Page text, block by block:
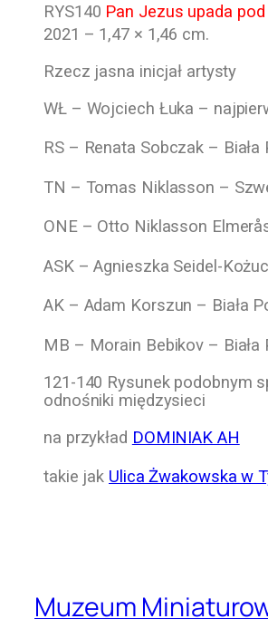
RYS140 Pan Jezus upada
2021 – 1,47 × 1,46 cm.
Rzecz jasna inicjał artysty
WŁ – Wojciech Łuka –
RS – Renata Sobczak – Biała
TN – Tomas Niklasson –
ONE – Otto Niklasson
ASK – Agnieszka Seidel-
AK – Adam Korszun – Biała
MB – Morain Bebikov – Biała
121-140 Rysunek podobnym
odnośniki międzysieci
na przykład DOMINIAK AH
takie jak Ulica Żwakowska w
Muzeum